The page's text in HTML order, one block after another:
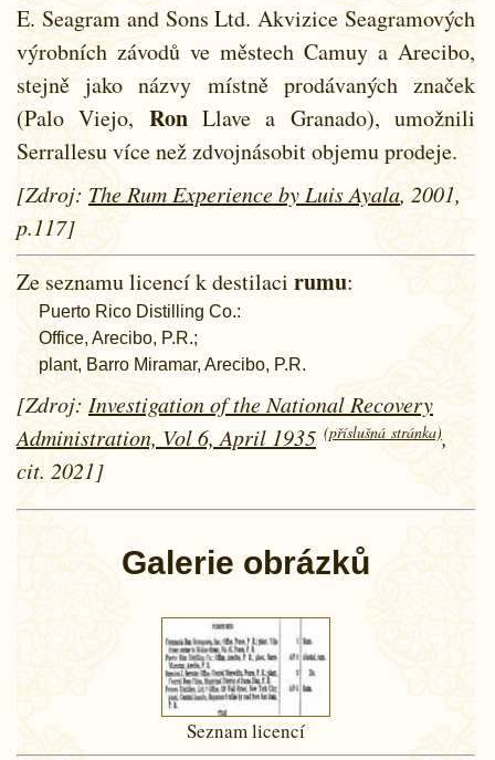
E. Seagram and Sons Ltd. Akvizice Seagramových
výrobních závodů ve městech Camuy a Arecibo,
stejně jako názvy místně prodávaných značek
(Palo Viejo, RonLlave a Granado), umožnili
Serrallesu více než zdvojnásobit objemu prodeje.
[Zdroj: The Rum Experience by Luis Ayala, 2001,
p.117]
Ze seznamu licencí k destilaci rumu:
Puerto Rico Distilling Co.:
Office, Arecibo, P.R.;
plant, Barro Miramar, Arecibo, P.R.
[Zdroj: Investigation of the National Recovery
Administration, Vol 6, April 1935 (příslušná stránka),
cit. 2021]
Galerie obrázků
Seznam licencí